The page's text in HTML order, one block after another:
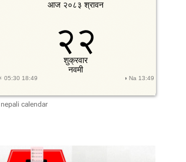
nepali calendar